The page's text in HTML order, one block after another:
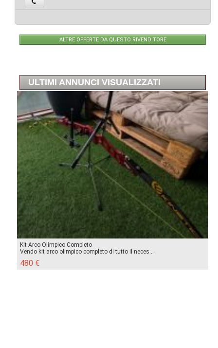
ALTRE OFFERTE DA QUESTO RIVENDITORE
ULTIMI ANNUNCI VISUALIZZATI
Kit Arco Olimpico Completo
Vendo kit arco olimpico completo di tutto il neces...
480 €